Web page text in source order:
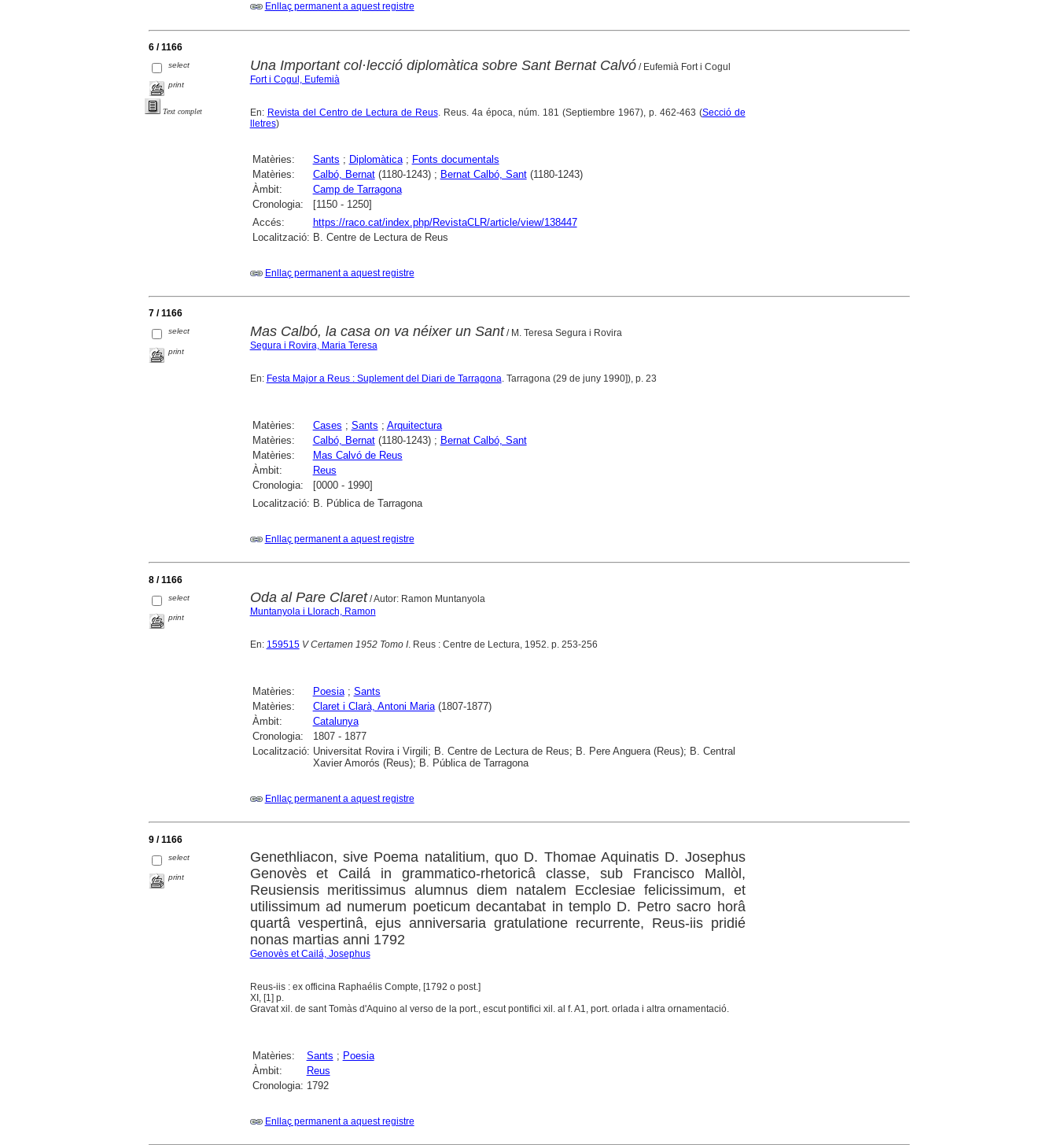
Enllaç permanent a aquest registre
6 / 1166
select
print
Text complet
Una Important col·lecció diplomàtica sobre Sant Bernat Calvó/ Eufemià Fort i Cogul
Fort i Cogul, Eufemià
En: Revista del Centro de Lectura de Reus. Reus. 4a época, núm. 181 (Septiembre 1967), p. 462-463 (Secció de
lletres)
Matèries: Sants ; Diplomàtica; Fonts documentals
Matèries:
Calbó, Bernat(1180-1243) ; Bernat Calbó, Sant(1180-1243)
Àmbit:
Camp de Tarragona
Cronologia:
[1150 - 1250]
Accés:
https://raco.cat/index.php/RevistaCLR/article/view/138447
Localització: B. Centre de Lectura de Reus
Enllaç permanent a aquest registre
7 / 1166
select
print
Mas Calbó, la casa on va néixer un Sant/ M. Teresa Segura i Rovira
Segura i Rovira, Maria Teresa
En: Festa Major a Reus : Suplement del Diari de Tarragona . Tarragona (29 de juny 1990]), p. 23
Matèries: Cases ; Sants ; Arquitectura
Matèries:
Calbó, Bernat(1180-1243) ; Bernat Calbó, Sant
Matèries:
Mas Calvó de Reus
Àmbit:
Reus
Cronologia:
[0000 - 1990]
Localització: B. Pública de Tarragona
Enllaç permanent a aquest registre
8 / 1166
select
print
Oda al Pare Claret/ Autor: Ramon Muntanyola
Muntanyola i Llorach, Ramon
En: 159515 V Certamen 1952 Tomo I. Reus : Centre de Lectura, 1952. p. 253-256
Matèries: Poesia; Sants
Matèries:
Claret i Clarà, Antoni Maria(1807-1877)
Àmbit:
Catalunya
Cronologia:
1807 - 1877
Localització: Universitat Rovira i Virgili; B. Centre de Lectura de Reus; B. Pere Anguera (Reus); B. Central
Xavier Amorós (Reus); B. Pública de Tarragona
Enllaç permanent a aquest registre
9 / 1166
select
print
Genethliacon, sive Poema natalitium, quo D. Thomae Aquinatis D. Josephus
Genovès et Cailá in grammatico-rhetoricâ classe, sub Francisco Mallòl,
Reusiensis meritissimus alumnus diem natalem Ecclesiae felicissimum, et
utilissimum ad numerum poeticum decantabat in templo D. Petro sacro horâ
quartâ vespertinâ, ejus anniversaria gratulatione recurrente, Reus-iis pridié
nonas martias anni 1792
Genovès et Cailá, Josephus
Reus-iis : ex officina Raphaélis Compte, [1792 o post.]
XI, [1] p.
Gravat xil. de sant Tomàs d'Aquino al verso de la port., escut pontifici xil. al f. A1, port. orlada i altra ornamentació.
Matèries: Sants ; Poesia
Àmbit:
Reus
Cronologia: 1792
Enllaç permanent a aquest registre